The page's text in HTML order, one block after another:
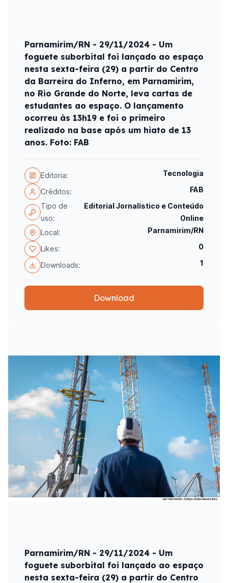
Parnamirim/RN - 29/11/2024 - Um
foguete suborbital foi lançado ao espaço
nesta sexta-feira (29) a partir do Centro
da Barreira do Inferno, em Parnamirim,
no Rio Grande do Norte, leva cartas de
estudantes ao espaço. O lançamento
ocorreu às 13h19 e foi o primeiro
realizado na base após um hiato de 13
anos. Foto: FAB
Editoria: Tecnologia
Créditos:
FAB
Tipo de
uso:
Editorial Jornalístico e Conteúdo
Online
Local:
Parnamirim/RN
Likes: 0
Downloads: 1
Download
Parnamirim/RN - 29/11/2024 - Um
foguete suborbital foi lançado ao espaço
nesta sexta-feira (29) a partir do Centro